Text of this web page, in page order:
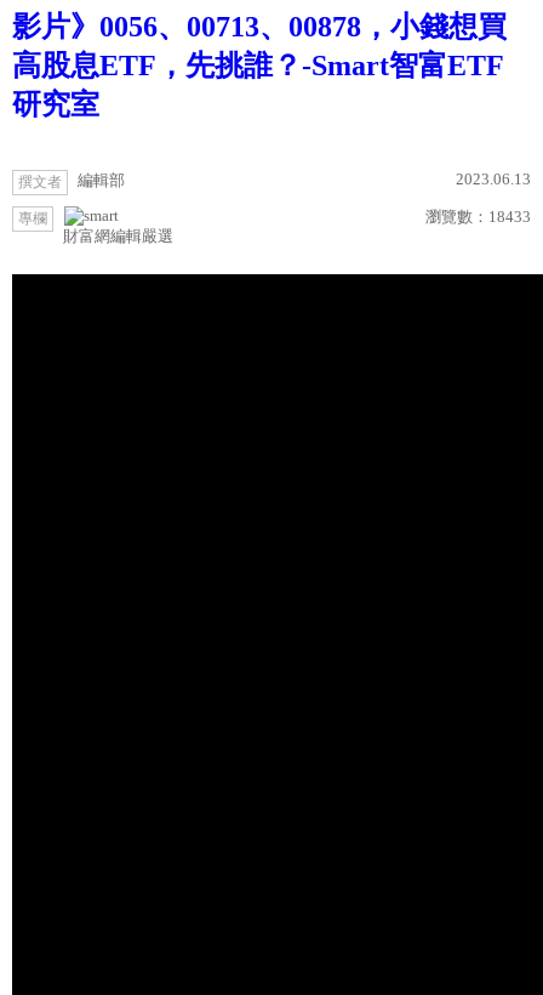
影片》0056、00713、00878，小錢想買
高股息ETF，先挑誰？-Smart智富ETF
研究室
撰文者 編輯部 2023.06.13
專欄
財富網編輯嚴選
瀏覽數： 18433